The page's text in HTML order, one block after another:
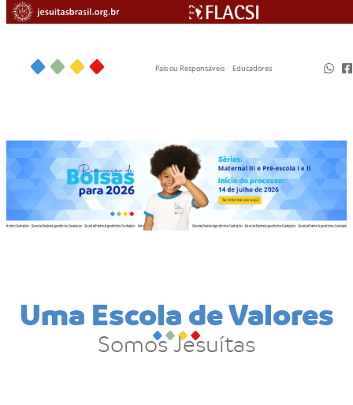
Pais ou Responsáveis Educadores
Uma Escola de Valores
Somos Jesuítas